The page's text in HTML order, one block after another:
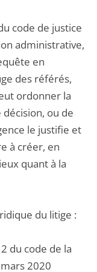
code de justice
administrative,
en
des référés,
ordonner la
ou de
le justifie et
à créer, en
quant à la
du litige :
du code de la
2020